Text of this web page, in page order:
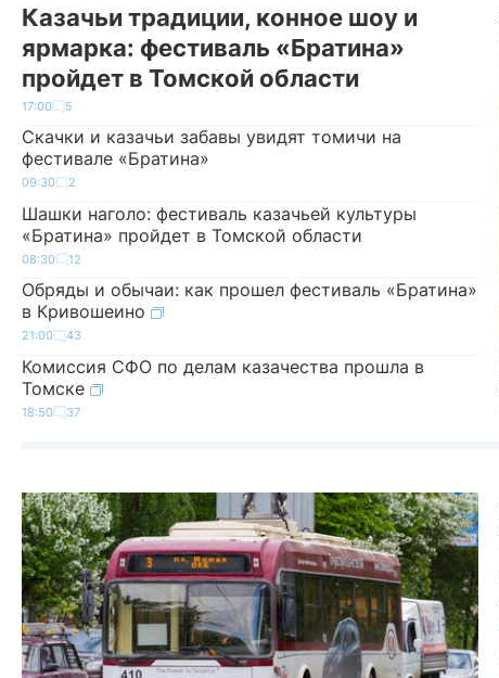
Казачьи традиции, конное шоу и
ярмарка: фестиваль «Братина»
пройдет в Томской области
17:00 5
Скачки и казачьи забавы увидят томичи на
фестивале «Братина»
09:30 2
Шашки наголо: фестиваль казачьей культуры
«Братина» пройдет в Томской области
08:30 12
Обряды и обычаи: как прошел фестиваль «Братина»
в Кривошеино
21:00 43
Комиссия СФО по делам казачества прошла в
Томске
18:50 37